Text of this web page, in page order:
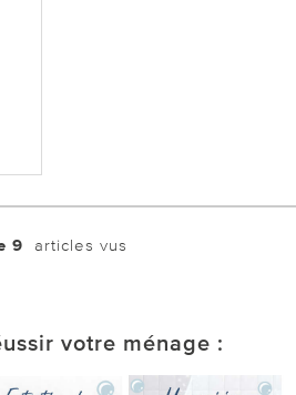
9 articles vus
votre ménage :